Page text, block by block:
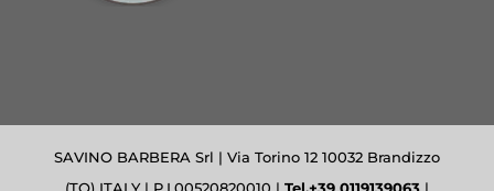
SAVINO BARBERA Srl | Via Torino 12 10032 Brandizzo